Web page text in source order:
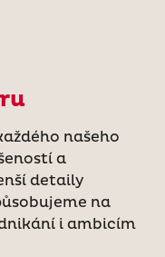
našeho
a
detaily
na
i ambicím